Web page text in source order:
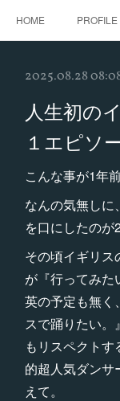
HOME PROFILE
2025.08.28
人生初の
１エピソ
こんな事が1年
なんの気無し
を口にしたのが
その頃イギリス
が『行ってみ
英の予定も無く
スで踊りたい
もリスペクト
的超人気ダン
えて。